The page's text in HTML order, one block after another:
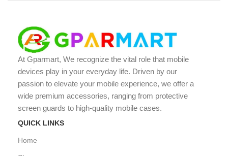
At Gparmart, We recognize the vital role that mobile
devices play in your everyday life. Driven by our
passion to elevate your mobile experience, we offer a
wide premium accessories, ranging from protective
screen guards to high-quality mobile cases.
QUICK LINKS
Home